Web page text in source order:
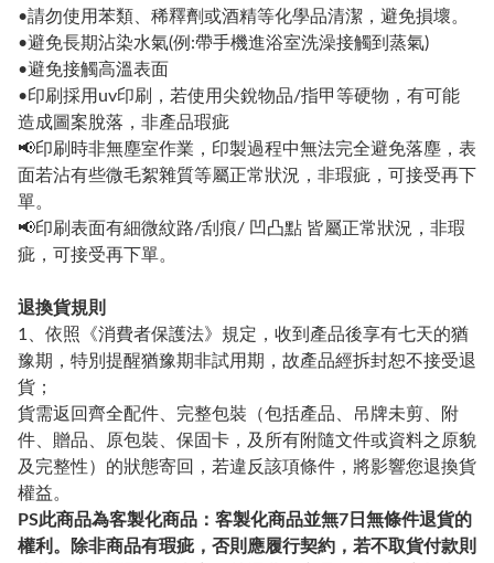
•請勿使用苯類、稀釋劑或酒精等化學品清潔，避免損壞。
•避免長期沾染水氣(例:帶手機進浴室洗澡接觸到蒸氣)
•避免接觸高溫表面
•印刷採用uv印刷，若使用尖銳物品/指甲等硬物，有可能
造成圖案脫落，非產品瑕疵
📢印刷時非無塵室作業，印製過程中無法完全避免落塵，表
面若沾有些微毛絮雜質等屬正常狀況，非瑕疵，可接受再下
單。
📢印刷表面有細微紋路/刮痕/ 凹凸點 皆屬正常狀況，非瑕
疵，可接受再下單。
退換貨規則
1、依照《消費者保護法》規定，收到產品後享有七天的猶
豫期，特別提醒猶豫期非試用期，故產品經拆封恕不接受退
貨；
貨需返回齊全配件、完整包裝（包括產品、吊牌未剪、附
件、贈品、原包裝、保固卡，及所有附隨文件或資料之原貌
及完整性）的狀態寄回，若違反該項條件，將影響您退換貨
權益。
PS此商品為客製化商品：客製化商品並無7日無條件退貨的
權利。除非商品有瑕疵，否則應履行契約，若不取貨付款則